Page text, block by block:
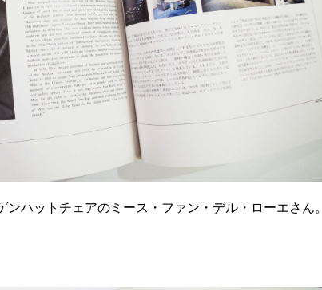
ハットチェアのミース・ファン・デル・ローエさん。